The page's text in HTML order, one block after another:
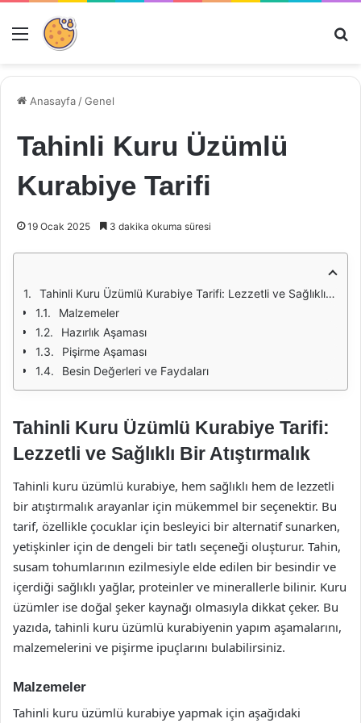
Menü
Anasayfa /Genel
Tahinli Kuru Üzümlü
Kurabiye Tarifi
19 Ocak 2025 3 dakika okuma süresi
Tahinli Kuru Üzümlü Kurabiye Tarifi: Lezzetli ve Sağlıklı Bir Atıştırmalık
Malzemeler
Hazırlık Aşaması
Pişirme Aşaması
Besin Değerleri ve Faydaları
Tahinli Kuru Üzümlü Kurabiye Tarifi:
Lezzetli ve Sağlıklı Bir Atıştırmalık
Tahinli kuru üzümlü kurabiye, hem sağlıklı hem de lezzetli
bir atıştırmalık arayanlar için mükemmel bir seçenektir. Bu
tarif, özellikle çocuklar için besleyici bir alternatif sunarken,
yetişkinler için de dengeli bir tatlı seçeneği oluşturur. Tahin,
susam tohumlarının ezilmesiyle elde edilen bir besindir ve
içerdiği sağlıklı yağlar, proteinler ve minerallerle bilinir. Kuru
üzümler ise doğal şeker kaynağı olmasıyla dikkat çeker. Bu
yazıda, tahinli kuru üzümlü kurabiyenin yapım aşamalarını,
malzemelerini ve pişirme ipuçlarını bulabilirsiniz.
Malzemeler
Tahinli kuru üzümlü kurabiye yapmak için aşağıdaki